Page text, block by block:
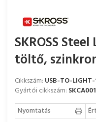
SKROSS
töltő,
Cikkszám: USB-TO-LIGHT-
Gyártói cikkszám:
Nyomtatás